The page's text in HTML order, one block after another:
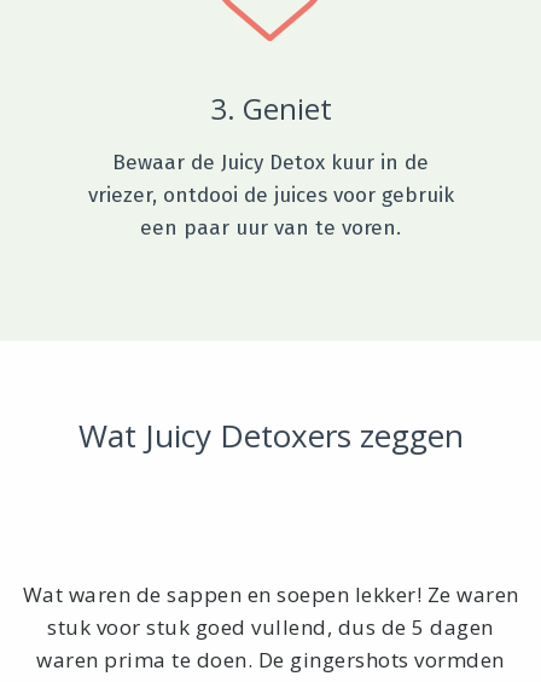
3. Geniet
Bewaar de Juicy Detox kuur in de
vriezer, ontdooi de juices voor gebruik
een paar uur van te voren.
Wat Juicy Detoxers zeggen
Wat waren de sappen en soepen lekker! Ze waren
stuk voor stuk goed vullend, dus de 5 dagen
waren prima te doen. De gingershots vormden